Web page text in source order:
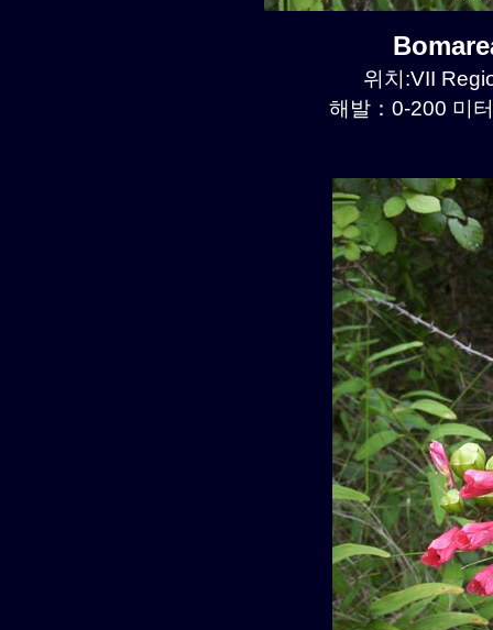
위치:VII
해발：0-200 미